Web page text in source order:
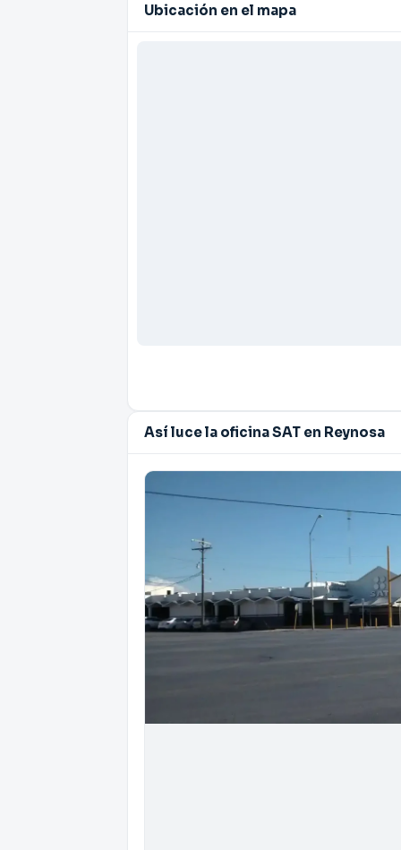
Ubicación en el mapa
Así luce la oficina SAT en Reynosa